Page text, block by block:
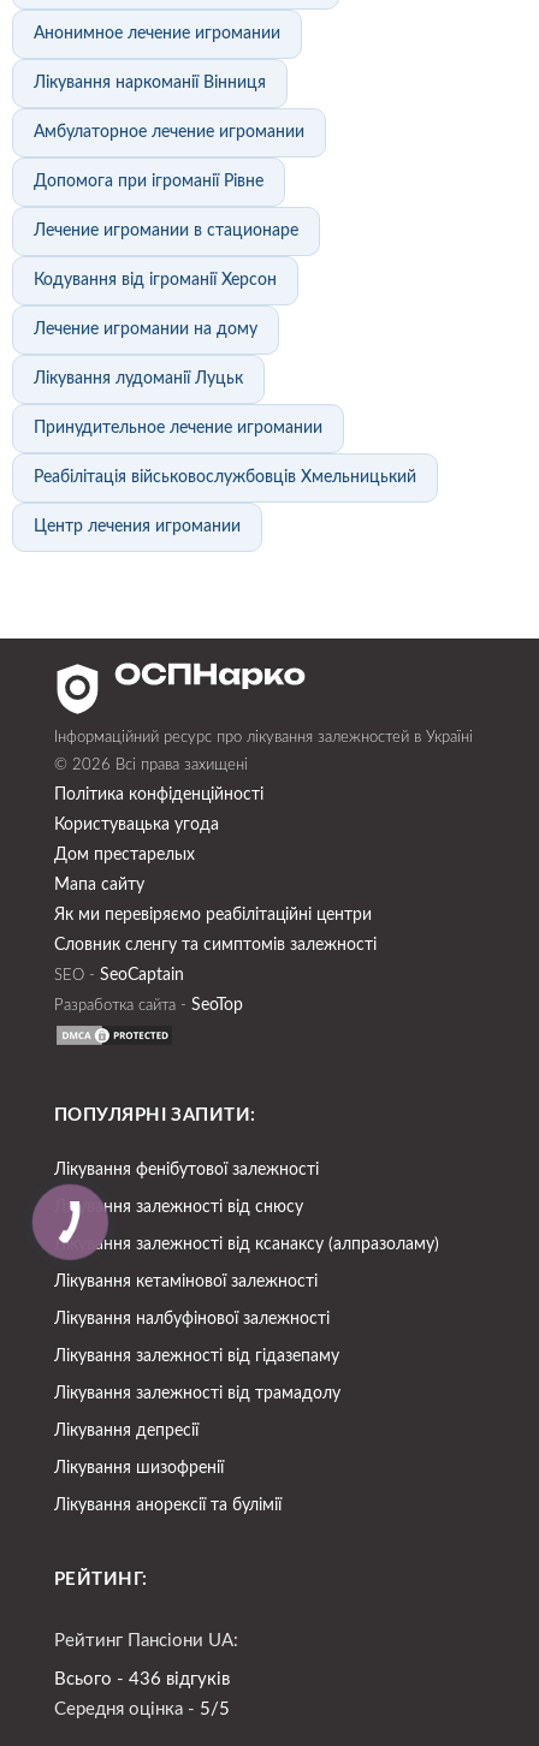
Анонимное лечение игромании
Лікування наркоманії Вінниця
Амбулаторное лечение игромании
Допомога при ігроманії Рівне
Лечение игромании в стационаре
Кодування від ігроманії Херсон
Лечение игромании на дому
Лікування лудоманії Луцьк
Принудительное лечение игромании
Реабілітація військовослужбовців Хмельницький
Центр лечения игромании
Інформаційний ресурс про лікування залежностей в Україні
© 2026 Всі права захищені
Політика конфіденційності
Користувацька угода
Дом престарелых
Мапа сайту
Як ми перевіряємо реабілітаційні центри
Словник сленгу та симптомів залежності
SEO - SeoСaptain
Разработка сайта - SeoTop
ПОПУЛЯРНІ ЗАПИТИ:
Лікування фенібутової залежності
Лікування залежності від снюсу
Лікування залежності від ксанаксу (алпразоламу)
Лікування кетамінової залежності
Лікування налбуфінової залежності
Лікування залежності від гідазепаму
Лікування залежності від трамадолу
Лікування депресії
Лікування шизофренії
Лікування анорексії та булімії
РЕЙТИНГ:
Рейтинг Пансіони UA:
Всього - 436 відгуків
Середня оцінка - 5/5